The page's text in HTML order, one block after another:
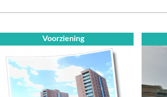
Voorziening